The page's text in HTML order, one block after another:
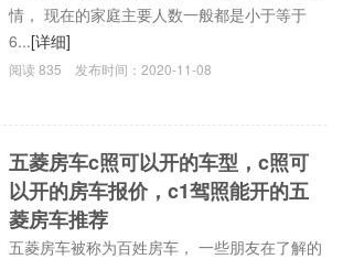
情， 现在的家庭主要人数一般都是小于等于
6...[详细]
阅读835 发布时间：2020-11-08
五菱房车c照可以开的车型，c照可
以开的房车报价，c1驾照能开的五
菱房车推荐
五菱房车被称为百姓房车， 一些朋友在了解的